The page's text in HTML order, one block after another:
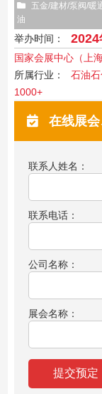
五金/建材/泵阀/暖
油
举办时间： 2024
国家会展中心（上海
所属行业：
石油
1000+
在线展
联系人姓名：
联系电话：
公司名称：
展会名称：